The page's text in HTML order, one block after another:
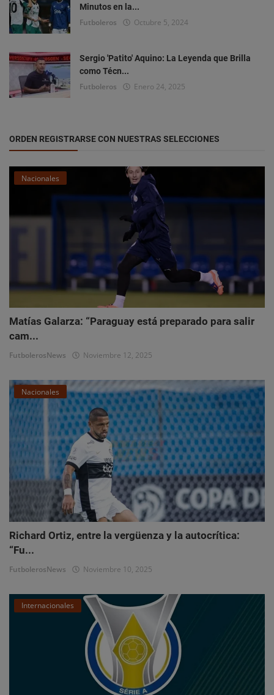
Minutos en la...
Futboleros Octubre 5, 2024
Sergio 'Patito' Aquino: La Leyenda que Brilla
como Técn...
Futboleros Enero 24, 2025
ORDEN REGISTRARSE CON NUESTRAS SELECCIONES
Nacionales
Matías Galarza: “Paraguay está preparado para salir
cam...
FutbolerosNews Noviembre 12, 2025
Nacionales
Richard Ortiz, entre la vergüenza y la autocrítica:
“Fu...
FutbolerosNews Noviembre 10, 2025
Internacionales